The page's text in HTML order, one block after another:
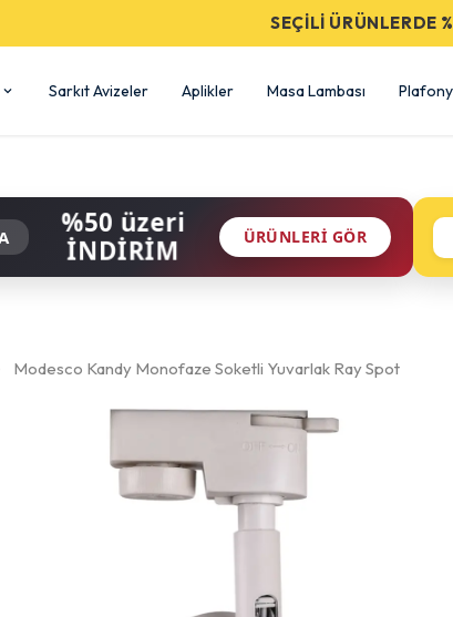
SEÇİLİ ÜRÜNLERDE
Sarkıt Avizeler Aplikler Masa Lambası
%50 üzeri
İNDİRİM
ÜRÜNLERI GÖR
Modesco Kandy Monofaze Soketli Yuvarlak Ray Spot